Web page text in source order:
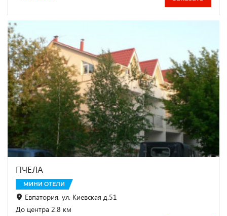
ПЧЕЛА
МИНИ ОТЕЛИ
Евпатория, ул. Киевская д.51
До центра 2.8 км